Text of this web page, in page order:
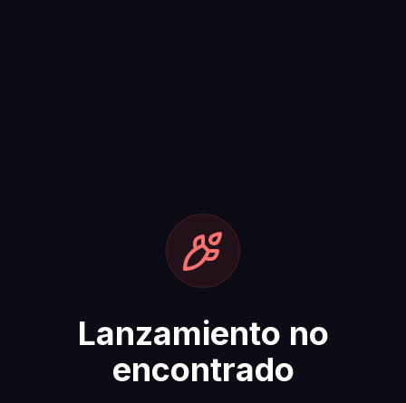
Lanzamiento no
encontrado